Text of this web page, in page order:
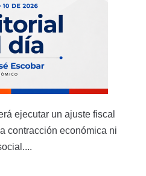
ejecutar un ajuste fiscal
contracción económica ni